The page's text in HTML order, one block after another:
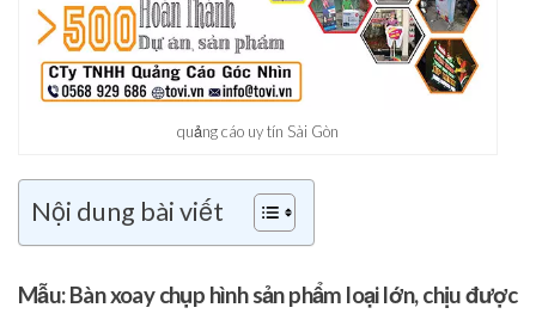
quảng cáo uy tín Sài Gòn
Nội dung bài viết
Mẫu: Bàn xoay chụp hình sản phẩm loại lớn, chịu được